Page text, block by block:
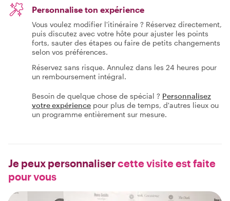
Personnalise ton expérience
Vous voulez modifier l'itinéraire ? Réservez directement,
puis discutez avec votre hôte pour ajuster les points
forts, sauter des étapes ou faire de petits changements
selon vos préférences.
Réservez sans risque. Annulez dans les 24 heures pour
un remboursement intégral.
Besoin de quelque chose de spécial ? Personnalisez
votre expérience pour plus de temps, d'autres lieux ou
un programme entièrement sur mesure.
Je peux personnalisercette visite est faite
pour vous